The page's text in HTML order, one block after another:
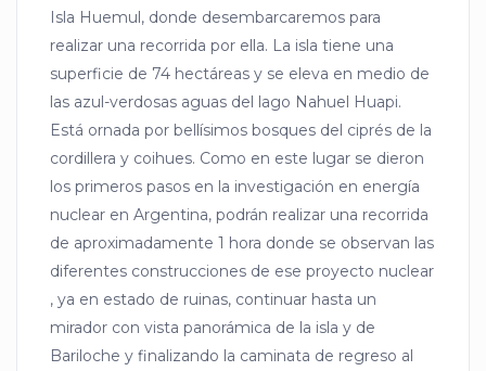
Isla Huemul, donde desembarcaremos para
realizar una recorrida por ella. La isla tiene una
superficie de 74 hectáreas y se eleva en medio de
las azul-verdosas aguas del lago Nahuel Huapi.
Está ornada por bellísimos bosques del ciprés de la
cordillera y coihues. Como en este lugar se dieron
los primeros pasos en la investigación en energía
nuclear en Argentina, podrán realizar una recorrida
de aproximadamente 1 hora donde se observan las
diferentes construcciones de ese proyecto nuclear
, ya en estado de ruinas, continuar hasta un
mirador con vista panorámica de la isla y de
Bariloche y finalizando la caminata de regreso al